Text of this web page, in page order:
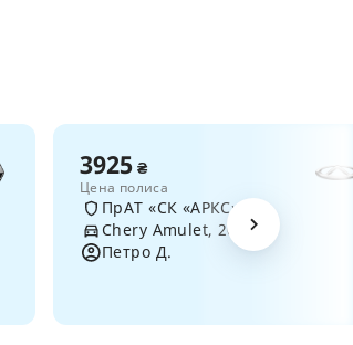
3925 ₴
Цена полиса
ПрАТ «СК «АРКС»
Chery Amulet, 2007
Петро Д.